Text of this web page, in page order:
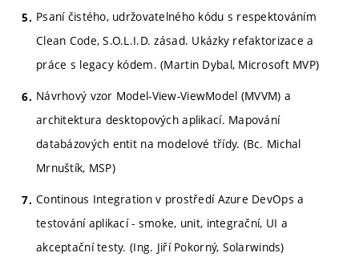
Psaní čistého, udržovatelného kódu s respektováním
Clean Code, S.O.L.I.D. zásad. Ukázky refaktorizace a
práce s legacy kódem. (Martin Dybal, Microsoft MVP)
Návrhový vzor Model-View-ViewModel (MVVM) a
architektura desktopových aplikací. Mapování
databázových entit na modelové třídy. (Bc. Michal
Mrnuštík, MSP)
Continous Integration v prostředí Azure DevOps a
testování aplikací - smoke, unit, integrační, UI a
akceptační testy. (Ing. Jiří Pokorný, Solarwinds)